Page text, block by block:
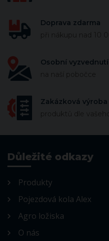
Doprava zdarma
Osobní vyzvednutí
Zakázková výroba
Důležité odkazy
Produkty
Pojezdová kola Alex
Agro ložiska
O nás